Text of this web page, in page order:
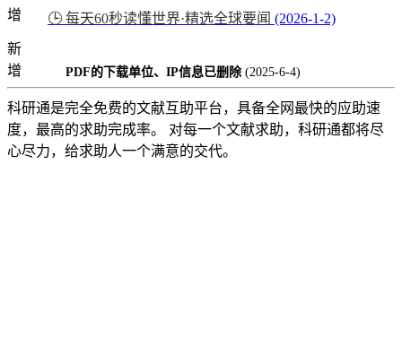
增
🕒 每天60秒读懂世界·精选全球要闻 (2026-1-2)
新
增
PDF的下载单位、IP信息已删除 (2025-6-4)
科研通是完全免费的文献互助平台，具备全网最快的应助速
度，最高的求助完成率。 对每一个文献求助，科研通都将尽
心尽力，给求助人一个满意的交代。